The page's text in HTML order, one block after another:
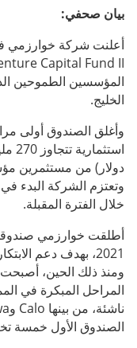
بيان صحفي:
أعلنت شركة خوارزمي
المؤسسين الطموحين
الخليج.
وأغلق الصندوق أولى
دولار) من مستثمرين
وتعتزم الشركة البدء
خلال الفترة المقبلة.
2021، بهدف دعم
ومنذ ذلك الحين،
الصندوق الأول خمسة